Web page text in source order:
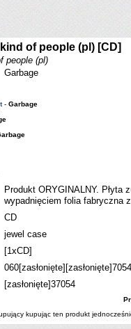
of people (pl) [CD]
people (pl)
Garbage
- Garbage
Produkt ORYGINALNY. Płyta
wypadnięciem folia fabryczna
CD
jewel case
[1xCD]
060[zasłonięte] [zasłonięte]
[zasłonięte]37054
kupując ten produkt